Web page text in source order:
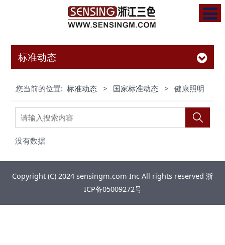
标准动态
您当前的位置:标准动态 > 国家标准动态 > 健康照明
没有数据
Copyright (C) 2024 sensingm.com Inc All rights reserved 浙
ICP备05009272号